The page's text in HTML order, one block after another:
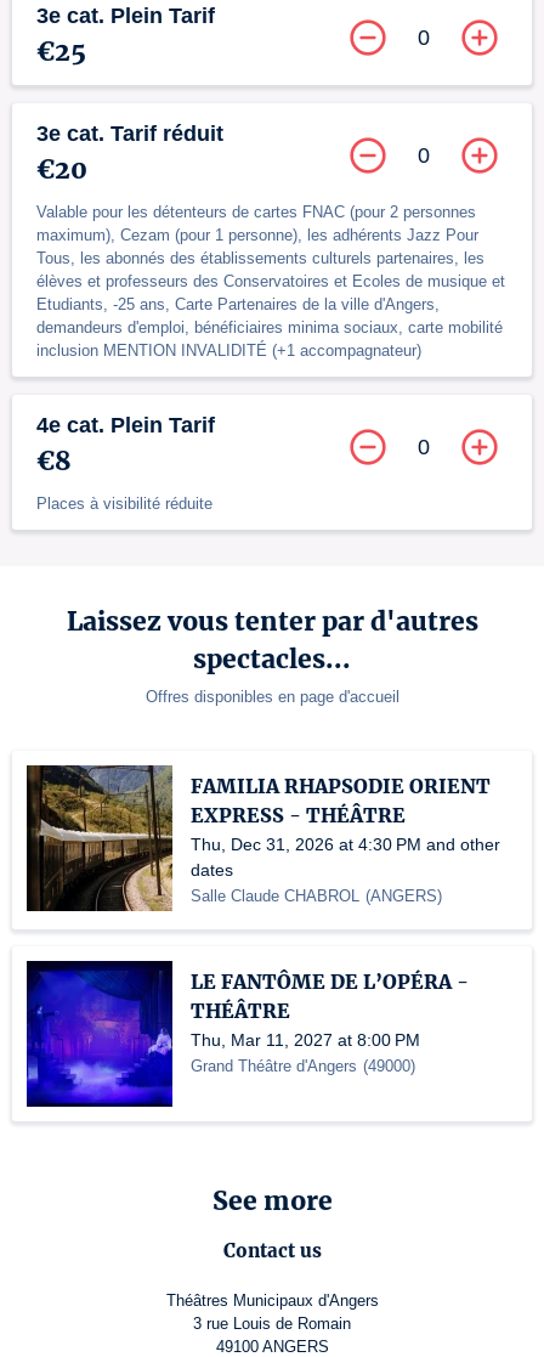
3e cat. Plein Tarif
€25 0
3e cat. Tarif réduit
€20
Valable pour les détenteurs de cartes FNAC (pour 2 personnes
maximum), Cezam (pour 1 personne), les adhérents Jazz Pour
Tous, les abonnés des établissements culturels partenaires, les
élèves et professeurs des Conservatoires et Ecoles de musique et
Etudiants, -25 ans, Carte Partenaires de la ville d'Angers,
demandeurs d'emploi, bénéficiaires minima sociaux, carte mobilité
inclusion MENTION INVALIDITÉ (+1 accompagnateur)
0
4e cat. Plein Tarif
€8
Places à visibilité réduite
0
Laissez vous tenter par d'autres
spectacles...
Offres disponibles en page d'accueil
FAMILIA RHAPSODIE ORIENT
EXPRESS - THÉÂTRE
Thu, Dec 31, 2026 at 4:30 PM and other
dates
Salle Claude CHABROL (ANGERS)
LE FANTÔME DE L’OPÉRA -
THÉÂTRE
Thu, Mar 11, 2027 at 8:00 PM
Grand Théâtre d'Angers (49000)
See more
Contact us
Théâtres Municipaux d'Angers
3 rue Louis de Romain
49100 ANGERS